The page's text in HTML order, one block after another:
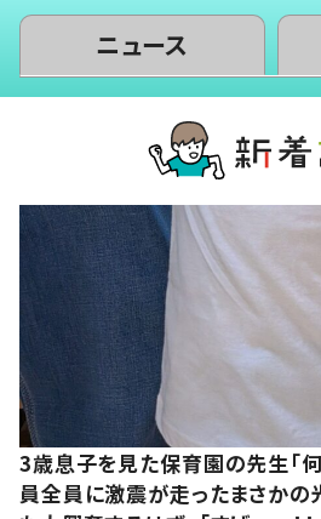
ニュース
3歳息子を見た保育園の先生「
員全員に激震が走ったまさかの